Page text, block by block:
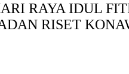
RAYA IDUL
RISET